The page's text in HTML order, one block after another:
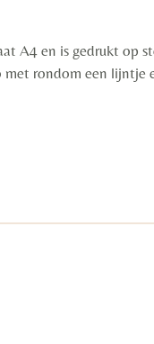
A4 en is gedrukt op
met rondom een lijntje